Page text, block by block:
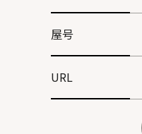
屋号
URL